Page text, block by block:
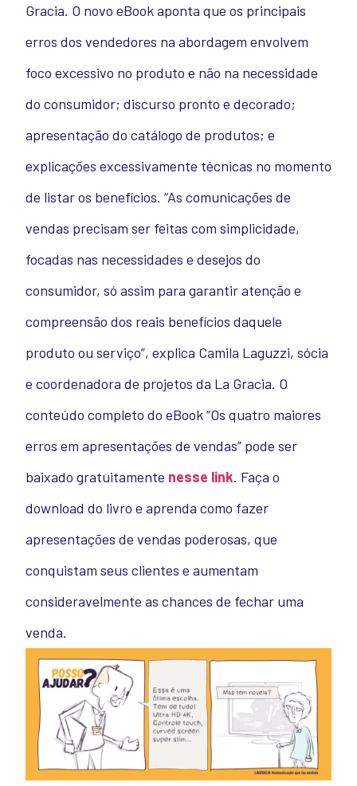
Gracia. O novo eBook aponta que os principais
erros dos vendedores na abordagem envolvem
foco excessivo no produto e não na necessidade
do consumidor; discurso pronto e decorado;
apresentação do catálogo de produtos; e
explicações excessivamente técnicas no momento
de listar os benefícios. “As comunicações de
vendas precisam ser feitas com simplicidade,
focadas nas necessidades e desejos do
consumidor, só assim para garantir atenção e
compreensão dos reais benefícios daquele
produto ou serviço”, explica Camila Laguzzi, sócia
e coordenadora de projetos da La Gracia. O
conteúdo completo do eBook “Os quatro maiores
erros em apresentações de vendas” pode ser
baixado gratuitamente nesse link. Faça o
download do livro e aprenda como fazer
apresentações de vendas poderosas, que
conquistam seus clientes e aumentam
consideravelmente as chances de fechar uma
venda.